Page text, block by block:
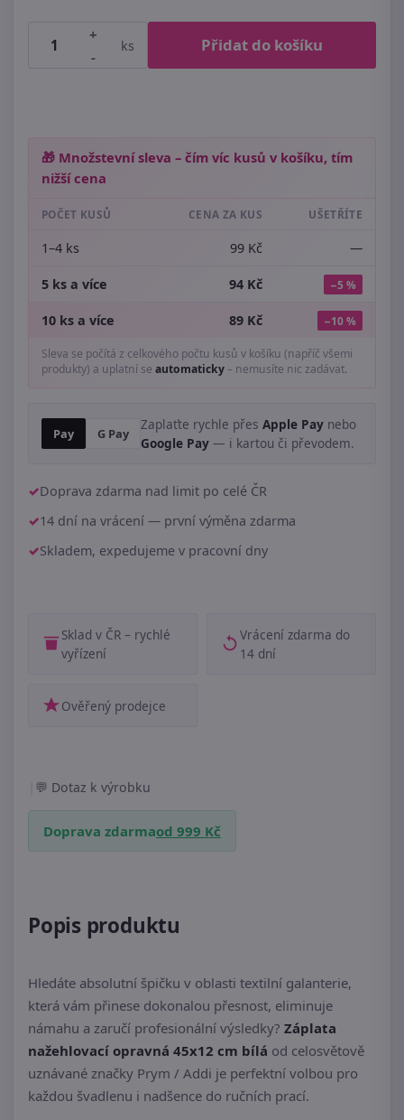
+
-
ks Přidat do košíku
🎁 Množstevní sleva – čím víc kusů v košíku, tím
nižší cena
POČET KUSŮ CENA ZA KUS UŠETŘÍTE
1–4 ks 99 Kč —
5 ks a více 94 Kč −5 %
10 ks a více 89 Kč −10 %
Sleva se počítá z celkového počtu kusů v košíku (napříč všemi
produkty) a uplatní se automaticky– nemusíte nic zadávat.
Pay G Pay
Zaplaťte rychle přes Apple Pay nebo
Google Pay — i kartou či převodem.
Doprava zdarma nad limit po celé ČR
14 dní na vrácení — první výměna zdarma
Skladem, expedujeme v pracovní dny
Sklad v ČR – rychlé
vyřízení
Vrácení zdarma do
14 dní
Ověřený prodejce
Dotaz k výrobku
Doprava zdarmaod 999 Kč
Popis produktu
Hledáte absolutní špičku v oblasti textilní galanterie,
která vám přinese dokonalou přesnost, eliminuje
námahu a zaručí profesionální výsledky? Záplata
nažehlovací opravná 45x12 cm bílá od celosvětově
uznávané značky Prym / Addi je perfektní volbou pro
každou švadlenu i nadšence do ručních prací.